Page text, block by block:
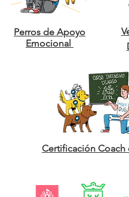
Perros de Apoyo
Emocional
Certificación Coach